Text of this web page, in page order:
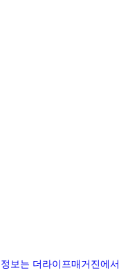
보는 더라이프매거진에서